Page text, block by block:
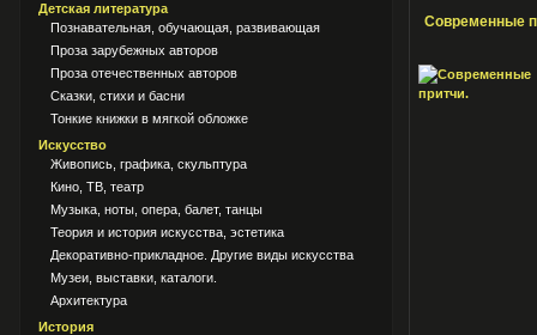
Детская литература
Познавательная, обучающая, развивающая
Проза зарубежных авторов
Проза отечественных авторов
Сказки, стихи и басни
Тонкие книжки в мягкой обложке
Искусство
Живопись, графика, скульптура
Кино, ТВ, театр
Музыка, ноты, опера, балет, танцы
Теория и история искусства, эстетика
Декоративно-прикладное. Другие виды искусства
Музеи, выставки, каталоги.
Архитектура
История
Современные